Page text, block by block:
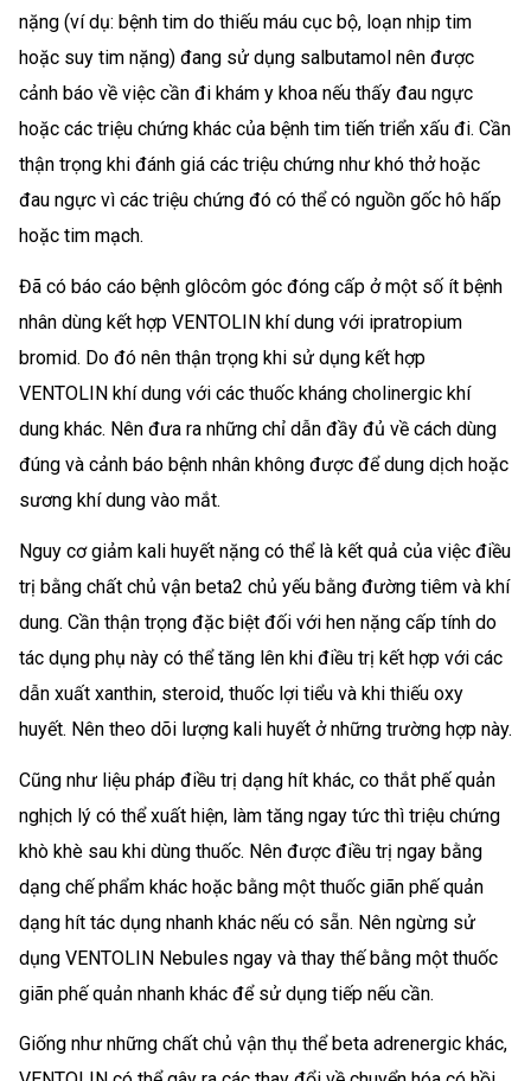
nặng (ví dụ: bệnh tim do thiếu máu cục bộ, loạn nhịp tim
hoặc suy tim nặng) đang sử dụng salbutamol nên được
cảnh báo về việc cần đi khám y khoa nếu thấy đau ngực
hoặc các triệu chứng khác của bệnh tim tiến triển xấu đi. Cần
thận trọng khi đánh giá các triệu chứng như khó thở hoặc
đau ngực vì các triệu chứng đó có thể có nguồn gốc hô hấp
hoặc tim mạch.
Đã có báo cáo bệnh glôcôm góc đóng cấp ở một số ít bệnh
nhân dùng kết hợp VENTOLIN khí dung với ipratropium
bromid. Do đó nên thận trọng khi sử dụng kết hợp
VENTOLIN khí dung với các thuốc kháng cholinergic khí
dung khác. Nên đưa ra những chỉ dẫn đầy đủ về cách dùng
đúng và cảnh báo bệnh nhân không được để dung dịch hoặc
sương khí dung vào mắt.
Nguy cơ giảm kali huyết nặng có thể là kết quả của việc điều
trị bằng chất chủ vận beta2 chủ yếu bằng đường tiêm và khí
dung. Cần thận trọng đặc biệt đối với hen nặng cấp tính do
tác dụng phụ này có thể tăng lên khi điều trị kết hợp với các
dẫn xuất xanthin, steroid, thuốc lợi tiểu và khi thiếu oxy
huyết. Nên theo dõi lượng kali huyết ở những trường hợp này.
Cũng như liệu pháp điều trị dạng hít khác, co thắt phế quản
nghịch lý có thể xuất hiện, làm tăng ngay tức thì triệu chứng
khò khè sau khi dùng thuốc. Nên được điều trị ngay bằng
dạng chế phẩm khác hoặc bằng một thuốc giãn phế quản
dạng hít tác dụng nhanh khác nếu có sẵn. Nên ngừng sử
dụng VENTOLIN Nebules ngay và thay thế bằng một thuốc
giãn phế quản nhanh khác để sử dụng tiếp nếu cần.
Giống như những chất chủ vận thụ thể beta adrenergic khác,